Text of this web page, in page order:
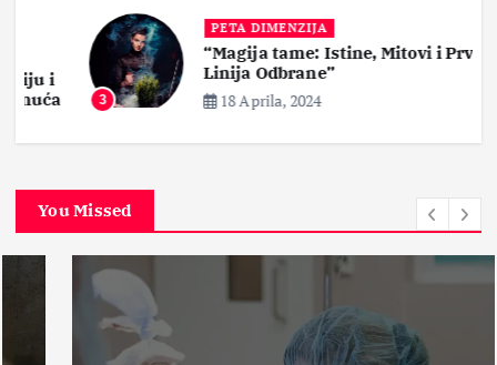
3
PETA DIMENZIJA
“Magija tame: Istine, Mitovi i Prva
Linija Odbrane”
18 Aprila, 2024
You Missed